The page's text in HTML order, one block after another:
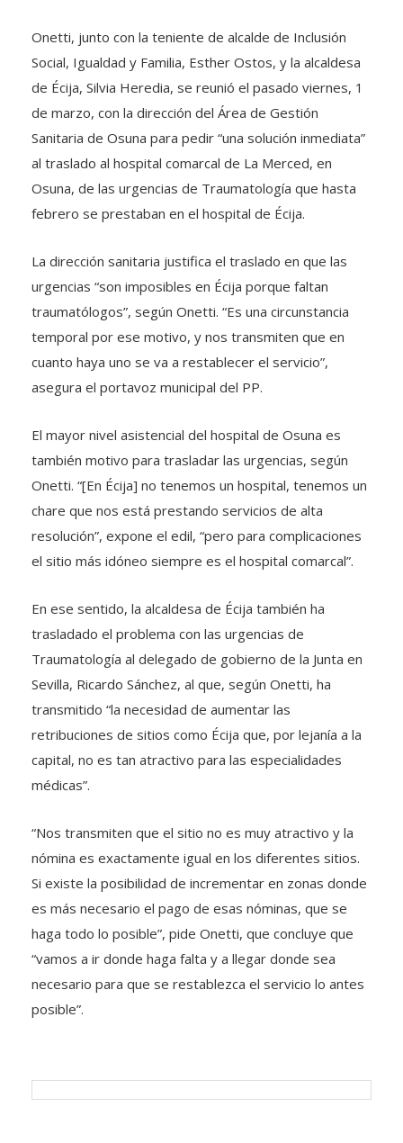
Onetti, junto con la teniente de alcalde de Inclusión
Social, Igualdad y Familia, Esther Ostos, y la alcaldesa
de Écija, Silvia Heredia, se reunió el pasado viernes, 1
de marzo, con la dirección del Área de Gestión
Sanitaria de Osuna para pedir “una solución inmediata”
al traslado al hospital comarcal de La Merced, en
Osuna, de las urgencias de Traumatología que hasta
febrero se prestaban en el hospital de Écija.
La dirección sanitaria justifica el traslado en que las
urgencias “son imposibles en Écija porque faltan
traumatólogos”, según Onetti. “Es una circunstancia
temporal por ese motivo, y nos transmiten que en
cuanto haya uno se va a restablecer el servicio”,
asegura el portavoz municipal del PP.
El mayor nivel asistencial del hospital de Osuna es
también motivo para trasladar las urgencias, según
Onetti. “[En Écija] no tenemos un hospital, tenemos un
chare que nos está prestando servicios de alta
resolución”, expone el edil, “pero para complicaciones
el sitio más idóneo siempre es el hospital comarcal”.
En ese sentido, la alcaldesa de Écija también ha
trasladado el problema con las urgencias de
Traumatología al delegado de gobierno de la Junta en
Sevilla, Ricardo Sánchez, al que, según Onetti, ha
transmitido “la necesidad de aumentar las
retribuciones de sitios como Écija que, por lejanía a la
capital, no es tan atractivo para las especialidades
médicas”.
“Nos transmiten que el sitio no es muy atractivo y la
nómina es exactamente igual en los diferentes sitios.
Si existe la posibilidad de incrementar en zonas donde
es más necesario el pago de esas nóminas, que se
haga todo lo posible”, pide Onetti, que concluye que
“vamos a ir donde haga falta y a llegar donde sea
necesario para que se restablezca el servicio lo antes
posible”.